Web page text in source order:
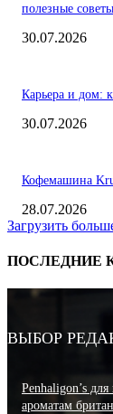
полезные советы
30.07.2026
Карьера и дом:
30.07.2026
Кофемашина
28.07.2026
Загрузить
ПОСЛЕДНИЕ
ВЫБОР
Penhaligon’s
ароматам